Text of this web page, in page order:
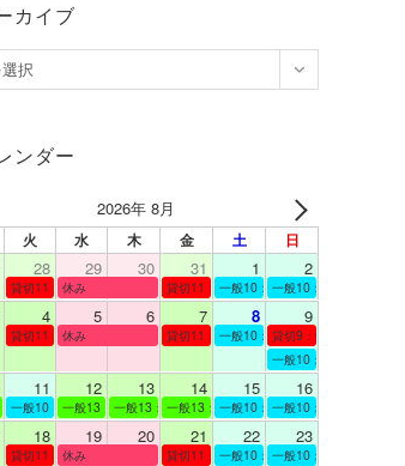
カイブ
択
ンダー
2026年 8月
火 水 木 金 土 日
28 29 30 31 1 2
貸切11：00～12：00
休み 貸切11：00～12：00
一般10：00～19：00一般10：00～19：00
4 5 6 7 8 9
貸切11：00～12：00
休み 貸切11：00～12：00
一般10：00～19：00
貸切9：00～10：00
一般10：00～19：00
11 12 13 14 15 16
00～19：00
一般10：00～19：00
一般13：00～19：00
一般13：00～19：00
一般13：00～19：00
一般10：00～19：00一般10：00～19：00
18 19 20 21 22 23
貸切11：00～12：00
休み 貸切11：00～13：00
一般10：00～19：00一般10：00～19：00